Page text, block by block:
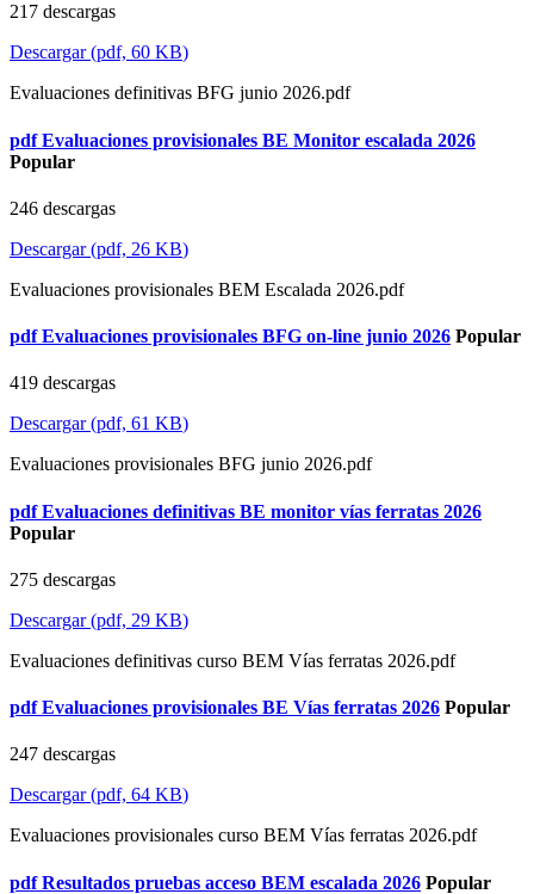
217 descargas
Descargar(pdf, 60 KB)
Evaluaciones definitivas BFG junio 2026.pdf
pdf Evaluaciones provisionales BE Monitor escalada 2026
Popular
246 descargas
Descargar(pdf, 26 KB)
Evaluaciones provisionales BEM Escalada 2026.pdf
pdf Evaluaciones provisionales BFG on-line junio 2026 Popular
419 descargas
Descargar(pdf, 61 KB)
Evaluaciones provisionales BFG junio 2026.pdf
pdf Evaluaciones definitivas BE monitor vías ferratas 2026
Popular
275 descargas
Descargar(pdf, 29 KB)
Evaluaciones definitivas curso BEM Vías ferratas 2026.pdf
pdf Evaluaciones provisionales BE Vías ferratas 2026 Popular
247 descargas
Descargar(pdf, 64 KB)
Evaluaciones provisionales curso BEM Vías ferratas 2026.pdf
pdf Resultados pruebas acceso BEM escalada 2026 Popular